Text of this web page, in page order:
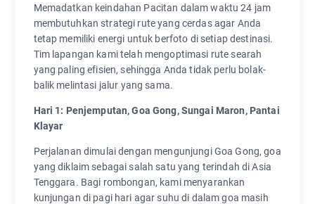
Memadatkan keindahan Pacitan dalam waktu 24 jam
membutuhkan strategi rute yang cerdas agar Anda
tetap memiliki energi untuk berfoto di setiap destinasi.
Tim lapangan kami telah mengoptimasi rute searah
yang paling efisien, sehingga Anda tidak perlu bolak-
balik melintasi jalur yang sama.
Hari 1: Penjemputan, Goa Gong, Sungai Maron, Pantai
Klayar
Perjalanan dimulai dengan mengunjungi Goa Gong, goa
yang diklaim sebagai salah satu yang terindah di Asia
Tenggara. Bagi rombongan, kami menyarankan
kunjungan di pagi hari agar suhu di dalam goa masih